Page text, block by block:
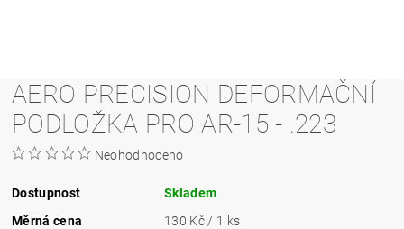
AERO PRECISION DEFORMAČNÍ
PODLOŽKA PRO AR-15 - .223
Neohodnoceno
Dostupnost
Skladem
Měrná cena
130 Kč / 1 ks